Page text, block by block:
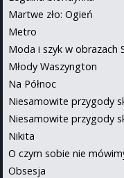
Martwe zło: Ogień
Metro
Moda i szyk w obrazach
Młody Waszyngton
Na Północ
Niesamowite przygody
Niesamowite przygody
Nikita
O czym sobie nie
Obsesja